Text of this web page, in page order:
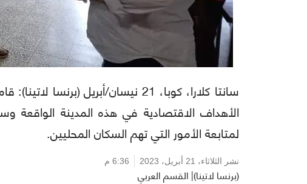
سانتا كلارا، كوبا، 21 نيسان/أبريل
الأهداف الاقتصادية في هذه المدينة الواقعة
لمتابعة الأمور التي تهم السكان المحليين.
نشر الثلاثاء، 21 أبريل، 2023 6:36 م
(برنسا لاتينا)| القسم العربي